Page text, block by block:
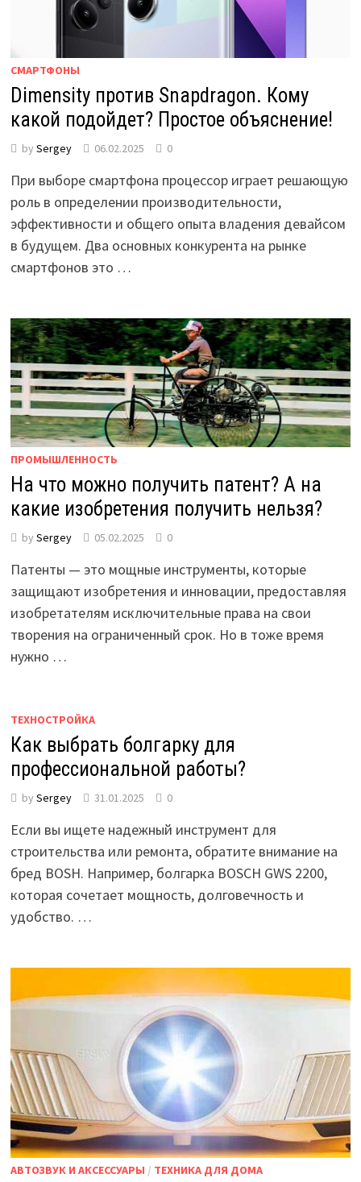
СМАРТФОНЫ
Dimensity против Snapdragon. Кому
какой подойдет? Простое объяснение!
by Sergey 06.02.2025 0
При выборе смартфона процессор играет решающую
роль в определении производительности,
эффективности и общего опыта владения девайсом
в будущем. Два основных конкурента на рынке
смартфонов это …
ПРОМЫШЛЕННОСТЬ
На что можно получить патент? А на
какие изобретения получить нельзя?
by Sergey 05.02.2025 0
Патенты — это мощные инструменты, которые
защищают изобретения и инновации, предоставляя
изобретателям исключительные права на свои
творения на ограниченный срок. Но в тоже время
нужно …
ТЕХНОСТРОЙКА
Как выбрать болгарку для
профессиональной работы?
by Sergey 31.01.2025 0
Если вы ищете надежный инструмент для
строительства или ремонта, обратите внимание на
бред BOSH. Например, болгарка BOSCH GWS 2200,
которая сочетает мощность, долговечность и
удобство. …
АВТОЗВУК И АКСЕССУАРЫ / ТЕХНИКА ДЛЯ ДОМА